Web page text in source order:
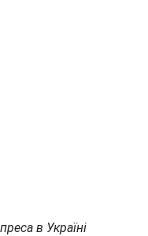
в Україні